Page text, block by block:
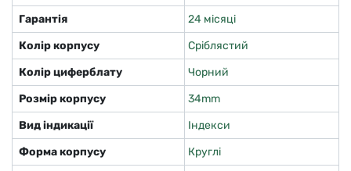
Гарантія
24 місяці
Колір корпусу
Сріблястий
Колір циферблату
Чорний
Розмір корпусу
34mm
Вид індикації
Індекси
Форма корпусу
Круглі